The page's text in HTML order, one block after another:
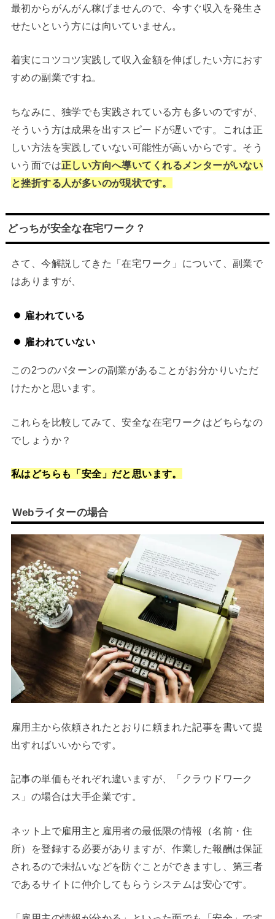
最初からがんがん稼げませんので、今すぐ収入を発生さ
せたいという方には向いていません。
着実にコツコツ実践して収入金額を伸ばしたい方におす
すめの副業ですね。
ちなみに、独学でも実践されている方も多いのですが、
そういう方は成果を出すスピードが遅いです。これは正
しい方法を実践していない可能性が高いからです。そう
いう面では正しい方向へ導いてくれるメンターがいない
と挫折する人が多いのが現状です。
どっちが安全な在宅ワーク？
さて、今解説してきた「在宅ワーク」について、副業で
はありますが、
雇われている
雇われていない
この2つのパターンの副業があることがお分かりいただ
けたかと思います。
これらを比較してみて、安全な在宅ワークはどちらなの
でしょうか？
私はどちらも「安全」だと思います。
Webライターの場合
雇用主から依頼されたとおりに頼まれた記事を書いて提
出すればいいからです。
記事の単価もそれぞれ違いますが、「クラウドワーク
ス」の場合は大手企業です。
ネット上で雇用主と雇用者の最低限の情報（名前・住
所）を登録する必要がありますが、作業した報酬は保証
されるので未払いなどを防ぐことができますし、第三者
であるサイトに仲介してもらうシステムは安心です。